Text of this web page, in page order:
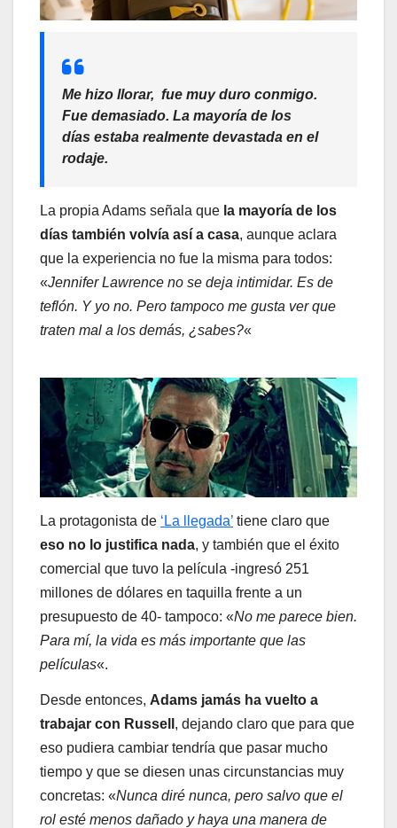
Me hizo llorar, fue muy duro conmigo.
Fue demasiado. La mayoría de los
días estaba realmente devastada en el
rodaje.
La propia Adams señala que la mayoría de los
días también volvía así a casa, aunque aclara
que la experiencia no fue la misma para todos:
«Jennifer Lawrence no se deja intimidar. Es de
teflón. Y yo no. Pero tampoco me gusta ver que
traten mal a los demás, ¿sabes?«
La protagonista de ‘La llegada’ tiene claro que
eso no lo justifica nada, y también que el éxito
comercial que tuvo la película -ingresó 251
millones de dólares en taquilla frente a un
presupuesto de 40- tampoco: «No me parece bien.
Para mí, la vida es más importante que las
películas«.
Desde entonces, Adams jamás ha vuelto a
trabajar con Russell , dejando claro que para que
eso pudiera cambiar tendría que pasar mucho
tiempo y que se diesen unas circunstancias muy
concretas: «Nunca diré nunca, pero salvo que el
rol esté menos dañado y haya una manera de